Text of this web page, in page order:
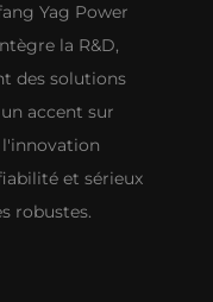
Yag Power
la R&D,
des solutions
accent sur
et sérieux
robustes.